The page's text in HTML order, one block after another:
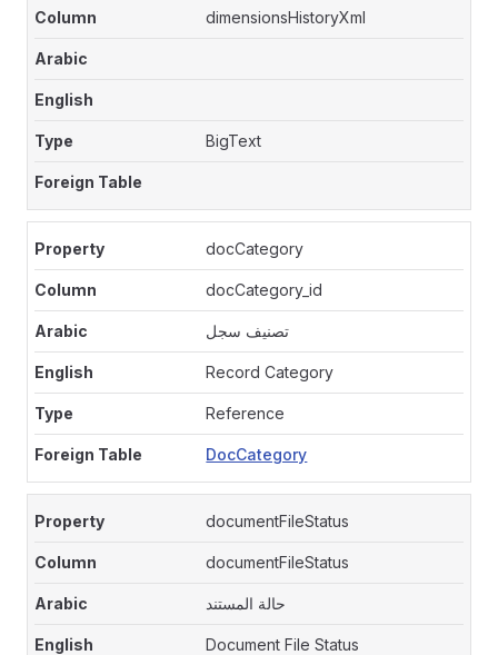
dimensionsHistoryXml
BigText
docCategory
docCategory_id
تصنيف سجل
Record Category
Reference
DocCategory
documentFileStatus
documentFileStatus
حالة المستند
Document File Status